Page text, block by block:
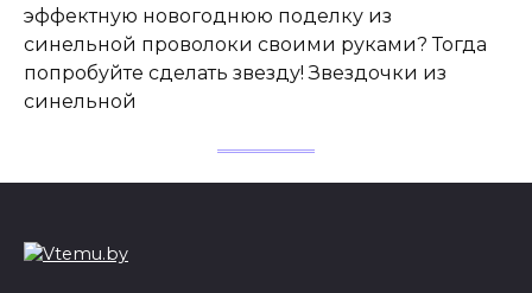
эффектную новогоднюю поделку из
синельной проволоки своими руками? Тогда
попробуйте сделать звезду! Звездочки из
синельной